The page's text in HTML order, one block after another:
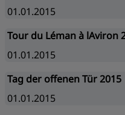
01.01.2015
Tour du Léman à lAviron
01.01.2015
Tag der offenen Tür 2015
01.01.2015